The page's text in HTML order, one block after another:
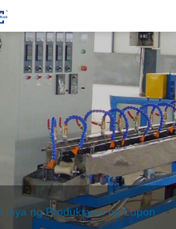
Linya ng Produksyon ng Lupon